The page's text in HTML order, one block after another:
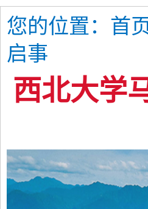
您的位置： 首
启事
西北大学